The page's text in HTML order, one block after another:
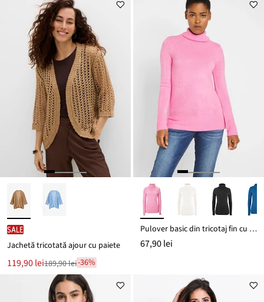
SALE
Jachetă tricotată ajour cu paiete
Noul
preț
119,90 lei
Reducere189,90 lei-36%
Pulover basic din tricotaj fin cu guler rulat
67,90 lei